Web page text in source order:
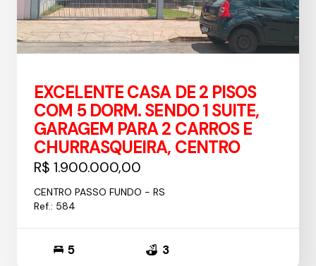
EXCELENTE CASA DE 2 PISOS
COM 5 DORM. SENDO 1 SUITE,
GARAGEM PARA 2 CARROS E
CHURRASQUEIRA, CENTRO
R$ 1.900.000,00
CENTRO PASSO FUNDO - RS
Ref.: 584
5 3